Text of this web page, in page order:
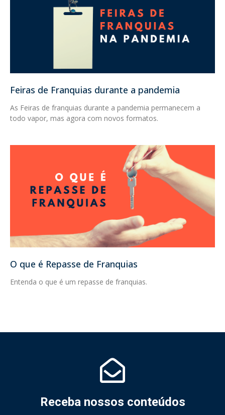
Feiras de Franquias durante a pandemia
As Feiras de franquias durante a pandemia permanecem a
todo vapor, mas agora com novos formatos.
O que é Repasse de Franquias
Entenda o que é um repasse de franquias.
Receba nossos conteúdos